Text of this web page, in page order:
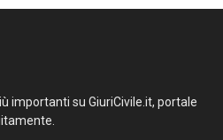
importanti su GiuriCivile.it, portale